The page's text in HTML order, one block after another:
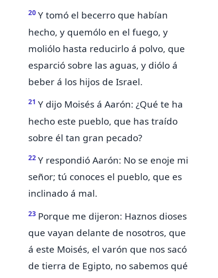
20 Y tomó el becerro que habían
hecho, y quemólo en el fuego, y
moliólo hasta reducirlo á polvo, que
esparció sobre las aguas, y diólo á
beber á los hijos de Israel.
21 Y dijo Moisés á Aarón: ¿Qué te ha
hecho este pueblo, que has traído
sobre él tan gran pecado?
22 Y respondió Aarón: No se enoje mi
señor; tú conoces el pueblo, que es
inclinado á mal.
23 Porque me dijeron: Haznos dioses
que vayan delante de nosotros, que
á este Moisés, el varón que nos sacó
de tierra de Egipto, no sabemos qué